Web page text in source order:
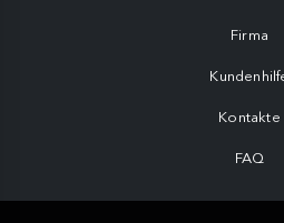
Firma
Kontakte
FAQ